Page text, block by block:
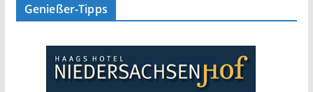
Genießer-Tipps